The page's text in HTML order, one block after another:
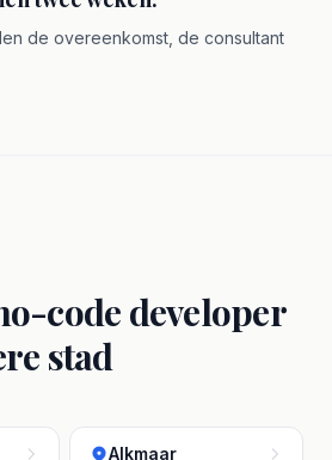
de overeenkomst, de consultant
code developer
stad
Alkmaar